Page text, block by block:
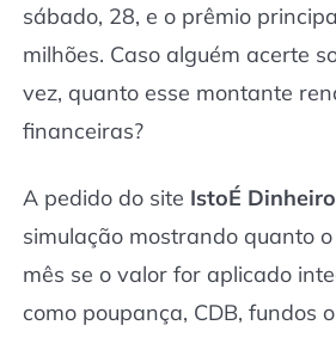
sábado, 28, e o prêmio
milhões. Caso alguém acerte
vez, quanto esse montante
financeiras?
A pedido do site IstoÉ
simulação mostrando quanto
mês se o valor for aplicado
como poupança, CDB, fundos